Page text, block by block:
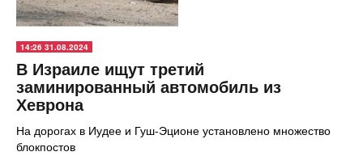
14:26 31.08.2024
В Израиле ищут третий
заминированный автомобиль из
Хеврона
На дорогах в Иудее и Гуш-Эционе установлено множество
блокпостов